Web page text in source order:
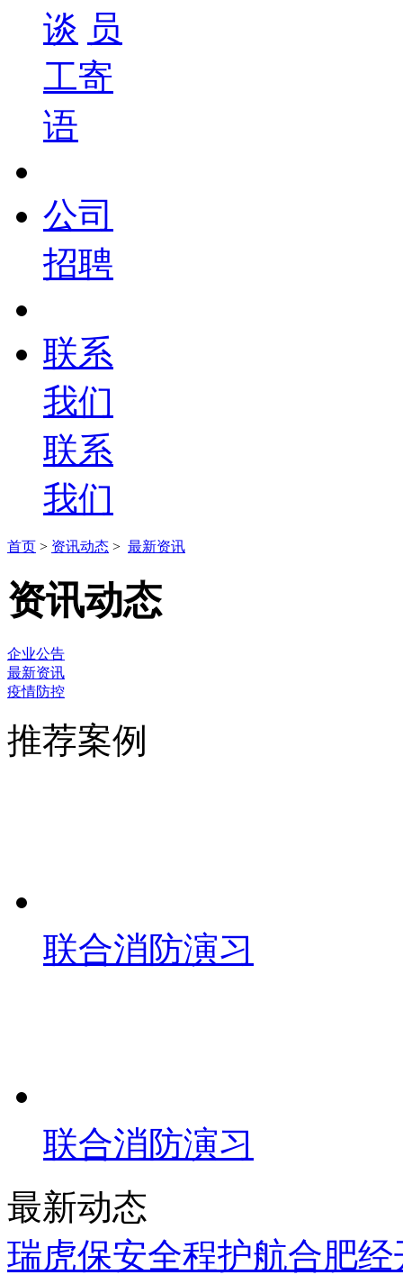
谈 员
工寄
语
公司
招聘
联系
我们
联系
我们
首页 > 资讯动态 > 最新资讯
资讯动态
企业公告
最新资讯
疫情防控
推荐案例
联合消防演习
联合消防演习
最新动态
瑞虎保安全程护航合肥